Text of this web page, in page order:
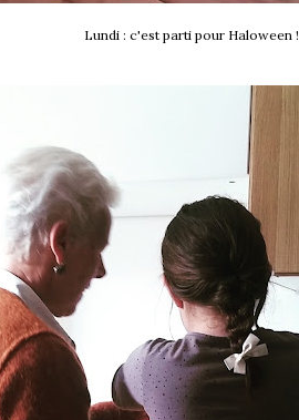
Lundi : c'est parti pour Haloween !